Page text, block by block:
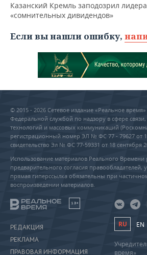
Казанский Кремль заподозрил
«сомнительных дивидендов»
Если вы нашли ошибку,
© 2015 - 2026 Сетевое издание «Реальное
Федеральной службой по надзору в сфере
технологий и массовых коммуникаций
регистрационный номер ЭЛ № ФС 77 - 79627 от
свидетельство Эл № ФС 77-59331 от 18 сентября
Использование материалов Реального Времени
предварительного согласия правообладателей,
прямая гиперссылка обязательны при
воспроизведении материалов.
18+
РЕДАКЦИЯ
РЕКЛАМА
ПРАВОВАЯ ИНФОРМАЦИЯ
RU EN
время»